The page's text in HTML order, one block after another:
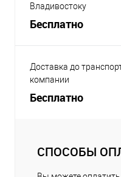
Владивостоку
Бесплатно
Доставка до
компании
Бесплатно
СПОСОБЫ